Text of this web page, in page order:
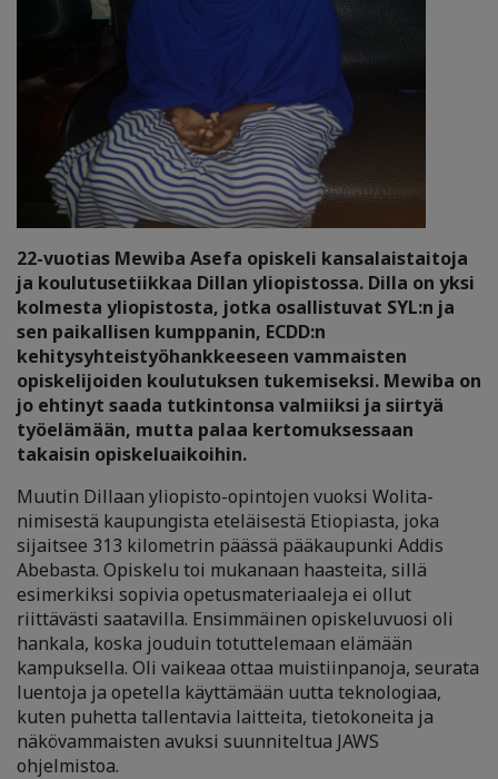
22-vuotias Mewiba Asefa opiskeli kansalaistaitoja
ja koulutusetiikkaa Dillan yliopistossa. Dilla on yksi
kolmesta yliopistosta, jotka osallistuvat SYL:n ja
sen paikallisen kumppanin, ECDD:n
kehitysyhteistyöhankkeeseen vammaisten
opiskelijoiden koulutuksen tukemiseksi. Mewiba on
jo ehtinyt saada tutkintonsa valmiiksi ja siirtyä
työelämään, mutta palaa kertomuksessaan
takaisin opiskeluaikoihin.
Muutin Dillaan yliopisto-opintojen vuoksi Wolita-
nimisestä kaupungista eteläisestä Etiopiasta, joka
sijaitsee 313 kilometrin päässä pääkaupunki Addis
Abebasta. Opiskelu toi mukanaan haasteita, sillä
esimerkiksi sopivia opetusmateriaaleja ei ollut
riittävästi saatavilla. Ensimmäinen opiskeluvuosi oli
hankala, koska jouduin totuttelemaan elämään
kampuksella. Oli vaikeaa ottaa muistiinpanoja, seurata
luentoja ja opetella käyttämään uutta teknologiaa,
kuten puhetta tallentavia laitteita, tietokoneita ja
näkövammaisten avuksi suunniteltua JAWS
ohjelmistoa.